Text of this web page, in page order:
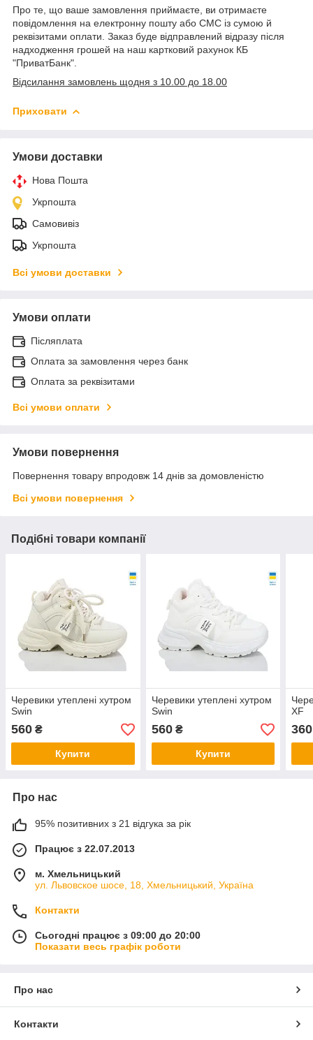
Про те, що ваше замовлення приймаєте, ви отримаєте
повідомлення на електронну пошту або СМС із сумою й
реквізитами оплати. Заказ буде відправлений відразу після
надходження грошей на наш картковий рахунок КБ
"ПриватБанк".
Відсилання замовлень щодня з 10.00 до 18.00
Приховати
Умови доставки
Нова Пошта
Укрпошта
Самовивіз
Укрпошта
Всі умови доставки
Умови оплати
Післяплата
Оплата за замовлення через банк
Оплата за реквізитами
Всі умови оплати
Умови повернення
Повернення товару впродовж 14 днів за домовленістю
Всі умови повернення
Подібні товари компанії
Черевики утеплені хутром
Swin
560 ₴
Купити
Черевики утеплені хутром
Swin
560₴
Купити
XF
360
Про нас
95% позитивних з 21 відгука за рік
Працює з 22.07.2013
м. Хмельницький
ул. Львовское шосе, 18, Хмельницький, Україна
Контакти
Сьогодні працює з 09:00 до 20:00
Показати весь графік роботи
Про нас
Контакти